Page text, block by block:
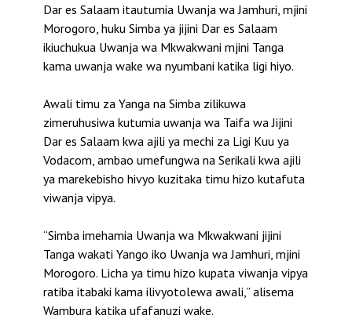
Dar es Salaam itautumia Uwanja wa Jamhuri, mjini
Morogoro, huku Simba ya jijini Dar es Salaam
ikiuchukua Uwanja wa Mkwakwani mjini Tanga
kama uwanja wake wa nyumbani katika ligi hiyo.
Awali timu za Yanga na Simba zilikuwa
zimeruhusiwa kutumia uwanja wa Taifa wa Jijini
Dar es Salaam kwa ajili ya mechi za Ligi Kuu ya
Vodacom, ambao umefungwa na Serikali kwa ajili
ya marekebisho hivyo kuzitaka timu hizo kutafuta
viwanja vipya.
“Simba imehamia Uwanja wa Mkwakwani jijini
Tanga wakati Yango iko Uwanja wa Jamhuri, mjini
Morogoro. Licha ya timu hizo kupata viwanja vipya
ratiba itabaki kama ilivyotolewa awali,” alisema
Wambura katika ufafanuzi wake.